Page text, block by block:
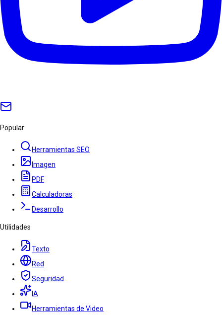
Popular
Herramientas SEO
Imagen
PDF
Calculadoras
Desarrollo
Utilidades
Texto
Red
Seguridad
IA
Herramientas de Video